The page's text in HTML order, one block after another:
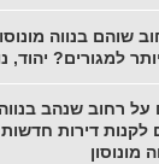
שוהם בנווה
למגורים? יהוד,
רחוב שנהב בנווה
לקנות דירות
מונוסון